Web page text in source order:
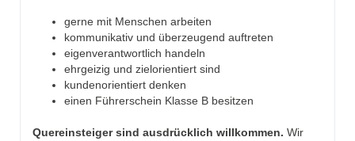
gerne mit Menschen arbeiten
kommunikativ und überzeugend auftreten
eigenverantwortlich handeln
ehrgeizig und zielorientiert sind
kundenorientiert denken
einen Führerschein Klasse B besitzen
Quereinsteiger sind ausdrücklich willkommen. Wir